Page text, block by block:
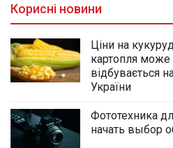
Корисні новини
Ціни на
картопля
відбувається
України
Фототехника
начать выбор